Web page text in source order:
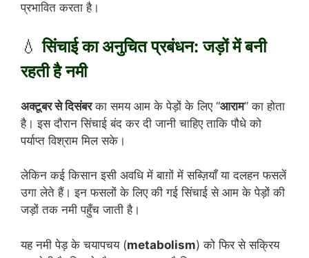
प्रभावित करता है।
💧सिंचाई का अनुचित प्रबंधन: जड़ों में बनी
रहती है नमी
अक्टूबर से दिसंबरका समय आम के पेड़ों के लिए “आराम” का होता
है। इस दौरान सिंचाई बंद कर दी जानी चाहिए ताकि पौधे को
पर्याप्त विश्राम मिल सके।
लेकिन कई किसान इसी अवधि में बाग़ों में सब्ज़ियाँ या दलहन फसलें
उगा लेते हैं। इन फसलों के लिए की गई सिंचाई से आम के पेड़ों की
जड़ों तक नमी पहुँच जाती है।
यह नमी पेड़ के चयापचय (metabolism) को फिर से सक्रिय